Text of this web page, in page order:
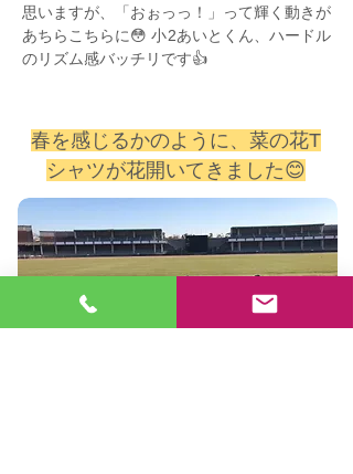
思いますが、「おぉっっ！」って輝く動きが
あちらこちらに😳 小2あいとくん、ハードル
のリズム感バッチリです👍
春を感じるかのように、菜の花T
シャツが花開いてきました😊